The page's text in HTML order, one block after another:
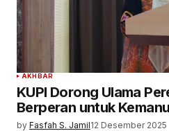
AKHBAR
KUPI Dorong Ulama
Berperan untuk
by Fasfah S. Jamil12 Desember 2025